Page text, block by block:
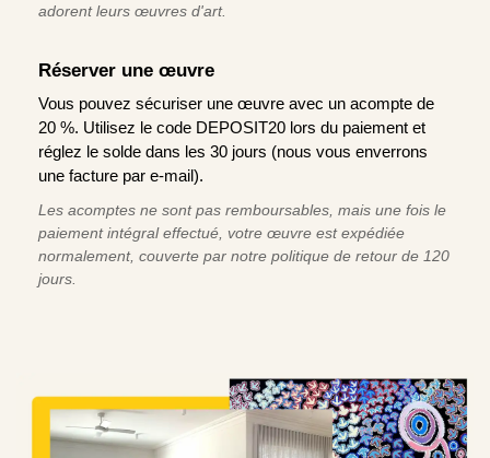
adorent leurs œuvres d'art.
Réserver une œuvre
Vous pouvez sécuriser une œuvre avec un acompte de
20 %. Utilisez le code DEPOSIT20 lors du paiement et
réglez le solde dans les 30 jours (nous vous enverrons
une facture par e-mail).
Les acomptes ne sont pas remboursables, mais une fois le
paiement intégral effectué, votre œuvre est expédiée
normalement, couverte par notre politique de retour de 120
jours.